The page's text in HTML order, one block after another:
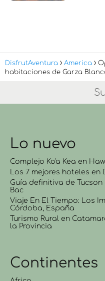
DisfrutAventura America
habitaciones de Garza
Lo nuevo
Complejo Ko'a Kea en
Los 7 mejores hoteles en
Guía definitiva de
Bac
Viaje En El Tiempo: Los
Córdoba, España
Turismo Rural en
la Provincia
Continentes